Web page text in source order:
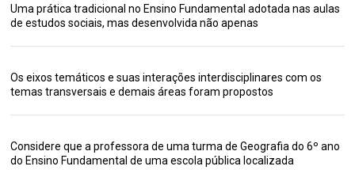
Uma prática tradicional no Ensino Fundamental adotada nas aulas
de estudos sociais, mas desenvolvida não apenas
Os eixos temáticos e suas interações interdisciplinares com os
temas transversais e demais áreas foram propostos
Considere que a professora de uma turma de Geografia do 6º ano
do Ensino Fundamental de uma escola pública localizada